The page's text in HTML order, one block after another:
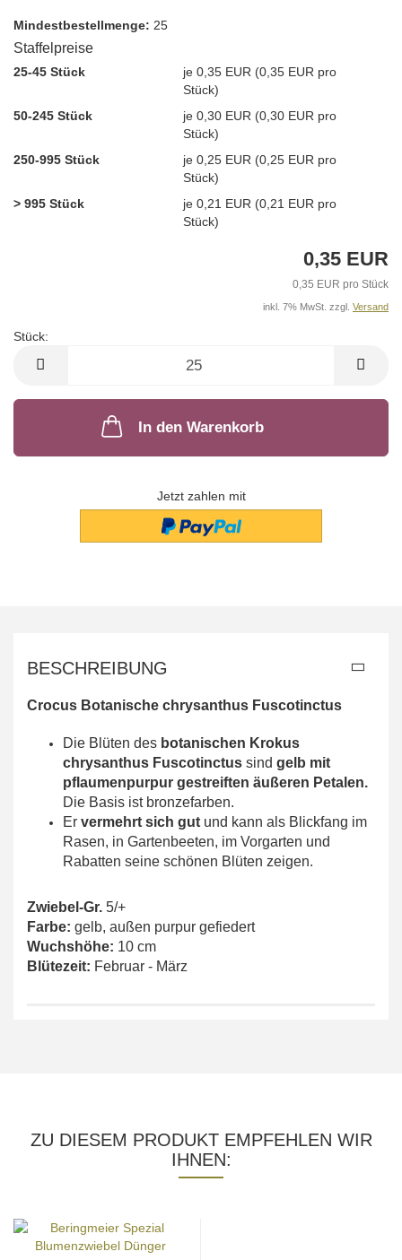
Mindest­bestellmenge: 25
Staffelpreise
25-45 Stück
je 0,35 EUR (0,35 EUR pro
Stück)
50-245 Stück
je 0,30 EUR (0,30 EUR pro
Stück)
250-995 Stück
je 0,25 EUR (0,25 EUR pro
Stück)
> 995 Stück
je 0,21 EUR (0,21 EUR pro
Stück)
0,35 EUR
0,35 EUR pro Stück
inkl. 7% MwSt. zzgl. Versand
Stück:
In den Warenkorb
Jetzt zahlen mit
BESCHREIBUNG
Crocus Botanische chrysanthus Fuscotinctus
Die Blüten des botanischen Krokus
chrysanthus Fuscotinctus sind gelb mit
pflaumenpurpur gestreiften äußeren Petalen.
Die Basis ist bronzefarben.
Er vermehrt sich gut und kann als Blickfang im
Rasen, in Gartenbeeten, im Vorgarten und
Rabatten seine schönen Blüten zeigen.
Zwiebel-Gr. 5/+
Farbe: gelb, außen purpur gefiedert
Wuchshöhe: 10 cm
Blütezeit: Februar - März
ZU DIESEM PRODUKT EMPFEHLEN WIR
IHNEN: